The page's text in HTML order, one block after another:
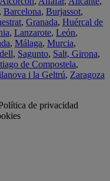
, Barcelona, Burjassot,
, Granada, Huércal de
, Lanzarote, León,
, Málaga, Murcia,
, Sagunto, Salt, Girona,
de Compostela,
i la Geltrú, Zaragoza
de privacidad